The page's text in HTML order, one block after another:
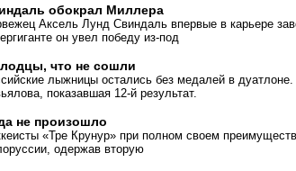
обокрал Миллера
Аксель Лунд Свиндаль впервые в карьере
он увел победу из-под
что не сошли
лыжницы остались без медалей в
показавшая 12-й результат.
не произошло
«Тре Крунур» при полном своем
одержав вторую